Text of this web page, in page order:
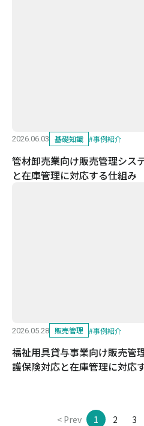
2026.06.03 基礎知識 #事例紹介
管材卸売業向け販売管理シス
と在庫管理に対応する仕組み
2026.05.28 販売管理 #事例紹介
福祉用具貸与事業向け販売管
護保険対応と在庫管理に対応
< Prev 1 2 3